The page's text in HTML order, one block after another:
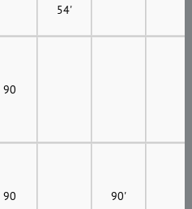
54'
90
90 90'